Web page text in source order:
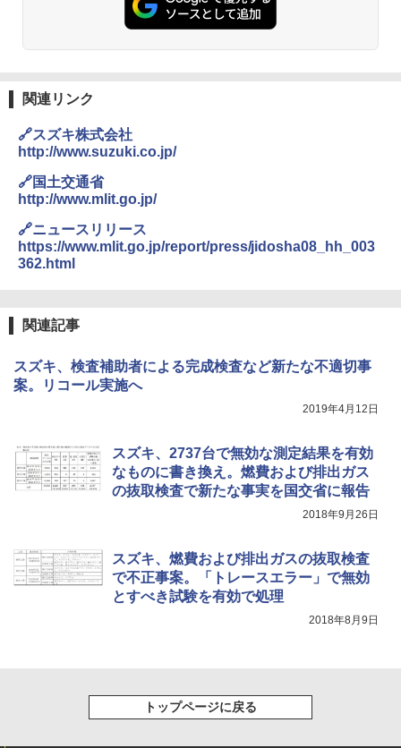
関連リンク
🔗スズキ株式会社
http://www.suzuki.co.jp/
🔗国土交通省
http://www.mlit.go.jp/
🔗ニュースリリース
https://www.mlit.go.jp/report/press/jidosha08_hh_003
362.html
関連記事
スズキ、検査補助者による完成検査など新たな不適切事
案。リコール実施へ
2019年4月12日
スズキ、2737台で無効な測定結果を有効
なものに書き換え。燃費および排出ガス
の抜取検査で新たな事実を国交省に報告
2018年9月26日
スズキ、燃費および排出ガスの抜取検査
で不正事案。「トレースエラー」で無効
とすべき試験を有効で処理
2018年8月9日
トップページに戻る